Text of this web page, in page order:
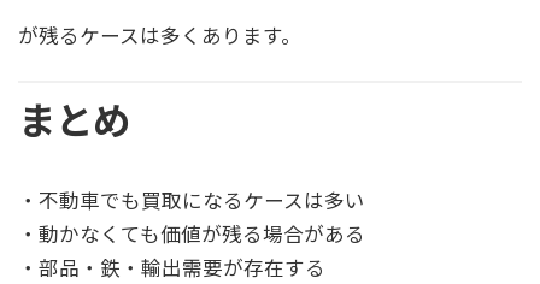
が残るケースは多くあります。
まとめ
・不動車でも買取になるケースは多い
・動かなくても価値が残る場合がある
・部品・鉄・輸出需要が存在する